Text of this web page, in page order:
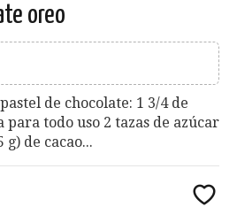
oreo
de chocolate: 1 3/4 de
para todo uso 2 tazas de azúcar
g) de cacao...